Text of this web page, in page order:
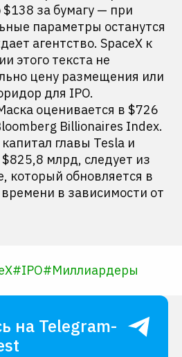
за бумагу — при
параметры останутся
агентство. SpaceX к
этого текста не
цену размещения или
для IPO.
оценивается в $726
Billionaires Index.
главы Tesla и
$825,8 млрд, следует из
который обновляется в
в зависимости от
#IPO#Миллиардеры
на Telegram-